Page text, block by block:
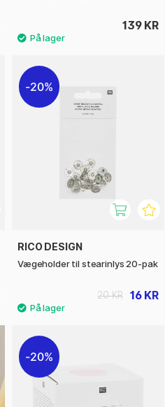
139 KR
20%
RICO DESIGN
Vægeholder til stearinlys 20-pak
16 KR
20 KR
20%